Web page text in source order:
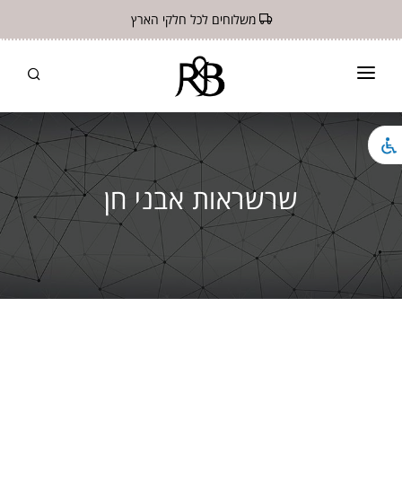
משלוחים לכל חלקי הארץ
ראשי
חנות
תקנון
צור קשר
שרשראות אבני חן